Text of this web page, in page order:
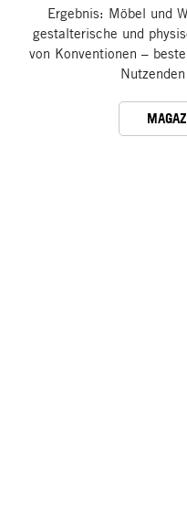
Ergebnis: Möbel und
gestalterische und
von Konventionen –